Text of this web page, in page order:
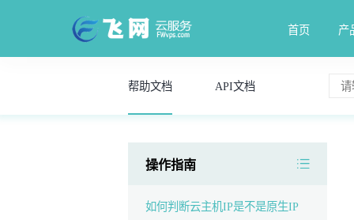
首页 产
帮助文档 API文档
操作指南
如何判断云主机IP是不是原生IP